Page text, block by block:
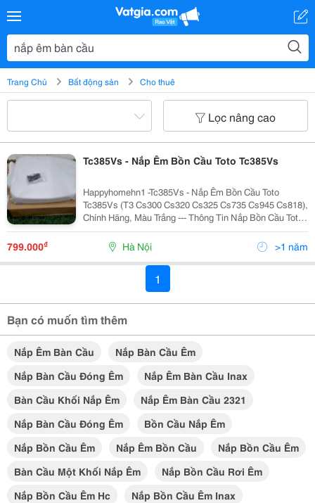
Trang Chủ Bất động sản Cho thuê
Lọc nâng cao
Tc385Vs - Nắp Êm Bồn Cầu Toto Tc385Vs
Happyhomehn1 -Tc385Vs - Nắp Êm Bồn Cầu Toto
Tc385Vs (T3 Cs300 Cs320 Cs325 Cs735 Cs945 Cs818),
Chính Hãng, Màu Trắng --- Thông Tin Nắp Bồn Cầu Toto
Tc385Vs Đóng Êm Nắp Bồn Cầu Toto Tc385Vs Của
Thương Hiệu Thiết Bị Vệ Sinh Toto Nắp Tc385Vs Sử...
799.000₫ Hà Nội >1 năm
1
Bạn có muốn tìm thêm
Nắp Êm Bàn Cầu
Nắp Bàn Cầu Êm
Nắp Bàn Cầu Đóng Êm
Nắp Êm Bàn Cầu Inax
Bàn Cầu Khối Nắp Êm
Nắp Êm Bàn Cầu 2321
Nắp Bàn Cầu Đóng Êm
Bồn Cầu Nắp Êm
Nắp Bồn Cầu Êm
Nắp Êm Bồn Cầu
Nắp Bồn Cầu Êm
Bàn Cầu Một Khối Nắp Êm
Nắp Bồn Cầu Rơi Êm
Nắp Bồn Cầu Êm Hc
Nắp Bồn Cầu Êm Inax